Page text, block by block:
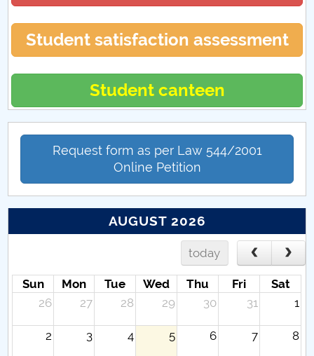
Student satisfaction assessment
Student canteen
Request form as per Law 544/2001
Online Petition
AUGUST 2026
today
Sun Mon Tue Wed Thu Fri
Sat
26
27 28 29 30 31 1
2 3 4 5 6 7 8